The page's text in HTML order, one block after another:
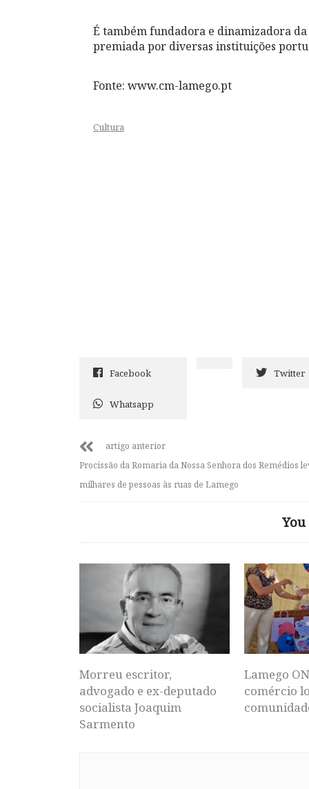
É também fundadora e dinamizadora
premiada por diversas instituições
Fonte: www.cm-lamego.pt
Cultura
Facebook Twitter
Whatsapp
artigo anterior
Procissão da Romaria da Nossa Senhora dos Remédios
milhares de pessoas às ruas de Lamego
Morreu escritor,
advogado e ex-deputado
socialista Joaquim
Sarmento
Lamego
comércio